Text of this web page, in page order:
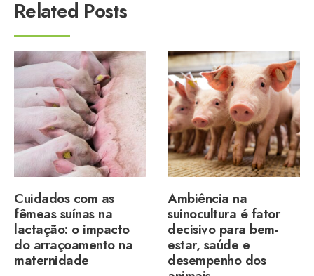
Related Posts
Cuidados com as
fêmeas suínas na
lactação: o impacto
do arraçoamento na
maternidade
Ambiência na
suinocultura é fator
decisivo para bem-
estar, saúde e
desempenho dos